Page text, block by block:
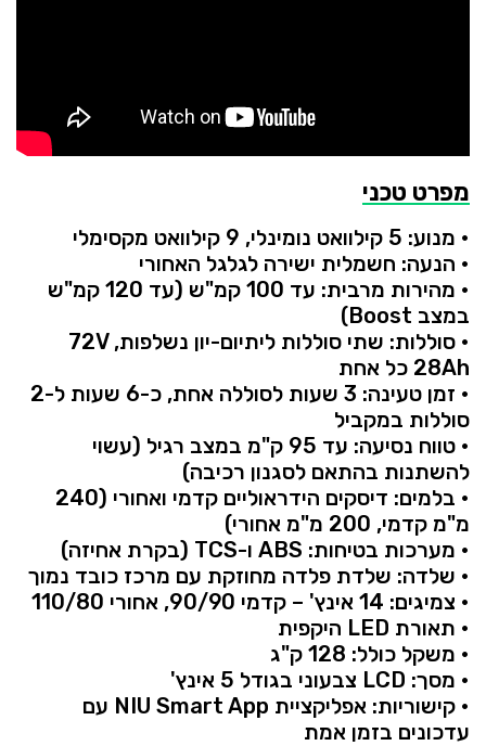
מפרט טכני
• מנוע: 5 קילוואט נומינלי, 9 קילוואט מקסימלי
• הנעה: חשמלית ישירה לגלגל האחורי
• מהירות מרבית: עד 100 קמ"ש (עד 120 קמ"ש
במצב Boost)
• סוללות: שתי סוללות ליתיום-יון נשלפות,72V
28Ah כל אחת
• זמן טעינה: 3 שעות לסוללה אחת, כ-6 שעות ל-2
סוללות במקביל
• טווח נסיעה: עד 95 ק"מ במצב רגיל (עשוי
להשתנות בהתאם לסגנון רכיבה)
• בלמים: דיסקים הידראוליים קדמי ואחורי (240
מ"מ קדמי, 200 מ"מ אחורי)
• מערכות בטיחות: ABS ו-TCS ( בקרת אחיזה)
• שלדה: שלדת פלדה מחוזקת עם מרכז כובד נמוך
• צמיגים: 14 אינץ' – קדמי 90/90, אחורי 110/80
• תאורת LED היקפית
• משקל כולל: 128 ק"ג
• מסך: LCD צבעוני בגודל 5 אינץ'
• קישוריות: אפליקציית NIU Smart App
עם
עדכונים בזמן אמת